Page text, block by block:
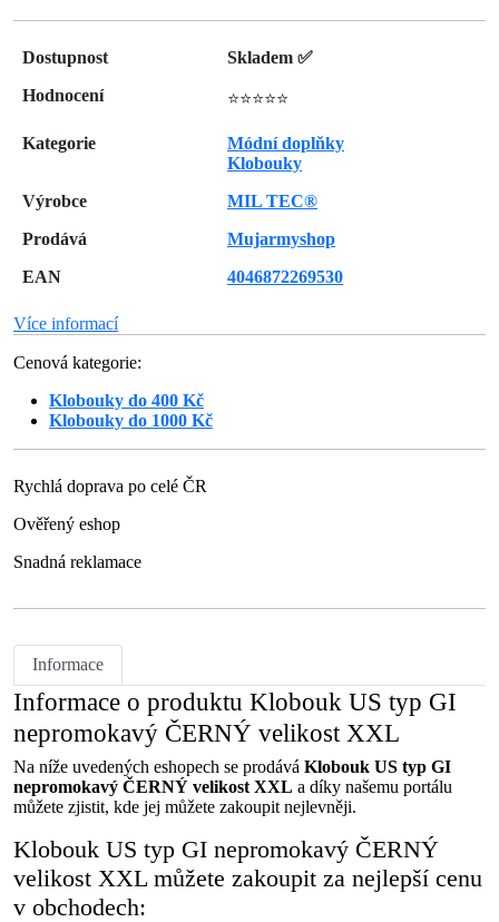
Dostupnost
Skladem ✅
Hodnocení
⭐⭐⭐⭐⭐
Kategorie
Módní doplňky
Klobouky
Výrobce
MIL TEC®
Prodává
Mujarmyshop
EAN
4046872269530
Více informací
Cenová kategorie:
Klobouky do 400 Kč
Klobouky do 1000 Kč
Rychlá doprava po celé ČR
Ověřený eshop
Snadná reklamace
Informace
Informace o produktu Klobouk US typ GI
nepromokavý ČERNÝ velikost XXL
Na níže uvedených eshopech se prodává Klobouk US typ GI
nepromokavý ČERNÝ velikost XXL a díky našemu portálu
můžete zjistit, kde jej můžete zakoupit nejlevněji.
Klobouk US typ GI nepromokavý ČERNÝ
velikost XXL můžete zakoupit za nejlepší cenu
v obchodech: